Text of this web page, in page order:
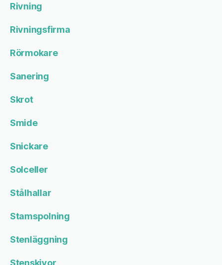
Rivning
Rivningsfirma
Rörmokare
Sanering
Skrot
Smide
Snickare
Solceller
Stålhallar
Stamspolning
Stenläggning
Stenskivor